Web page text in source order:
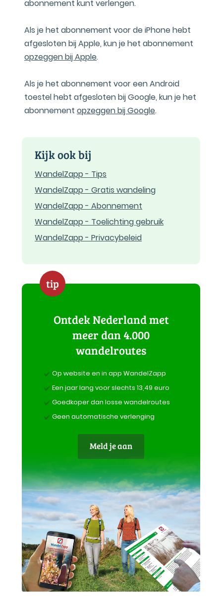
abonnement kunt verlengen.
Als je het abonnement voor de iPhone hebt
afgesloten bij Apple, kun je het abonnement
opzeggen bij Apple.
Als je het abonnement voor een Android
toestel hebt afgesloten bij Google, kun je het
abonnement opzeggen bij Google.
Kijk ook bij
WandelZapp - Tips
WandelZapp - Gratis wandeling
WandelZapp - Abonnement
WandelZapp - Toelichting gebruik
WandelZapp - Privacybeleid
tip
Ontdek Nederland met
meer dan 4.000
wandelroutes
Op website en in app WandelZapp
Een jaar lang voor slechts 13,49 euro
Goedkoper dan losse wandelroutes
Geen automatische verlenging
Meld je aan